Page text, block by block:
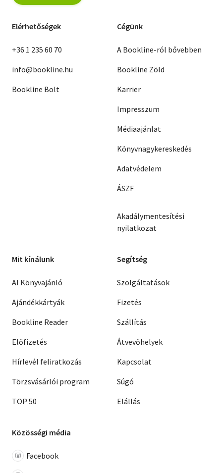
Elérhetőségek
+36 1 235 60 70
info@bookline.hu
Bookline Bolt
Cégünk
A Bookline-ról bővebben
Bookline Zöld
Karrier
Impresszum
Médiaajánlat
Könyvnagykereskedés
Adatvédelem
ÁSZF
Akadálymentesítési
nyilatkozat
Mit kínálunk
AI Könyvajánló
Ajándékkártyák
Bookline Reader
Előfizetés
Hírlevél feliratkozás
Törzsvásárlói program
TOP 50
Segítség
Szolgáltatások
Fizetés
Szállítás
Átvevőhelyek
Kapcsolat
Súgó
Elállás
Közösségi média
Facebook